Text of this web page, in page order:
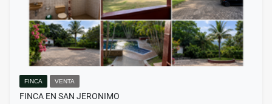
FINCA VENTA
FINCA EN SAN JERONIMO